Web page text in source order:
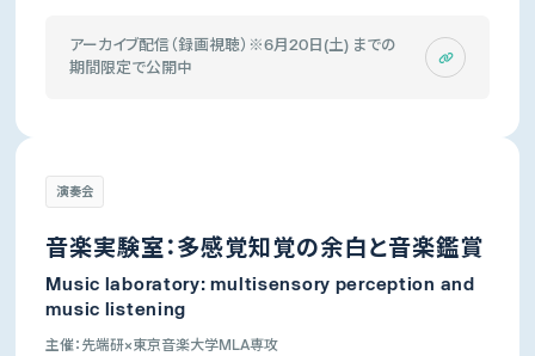
アーカイブ配信（録画視聴）※6月20日(土) までの
期間限定で公開中
演奏会
音楽実験室：多感覚知覚の余白と音楽鑑賞
Music laboratory: multisensory perception and
music listening
主催：先端研×東京音楽大学MLA専攻